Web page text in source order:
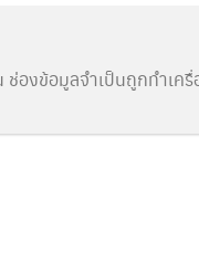
ช่องข้อมูลจำเป็นถูกทำเค